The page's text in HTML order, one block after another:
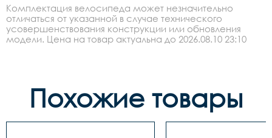
Комплектация велосипеда может незначительно
отличаться от указанной в случае технического
усовершенствования конструкции или обновления
модели. Цена на товар актуальна до 2026.08.10 23:10
Похожие товары